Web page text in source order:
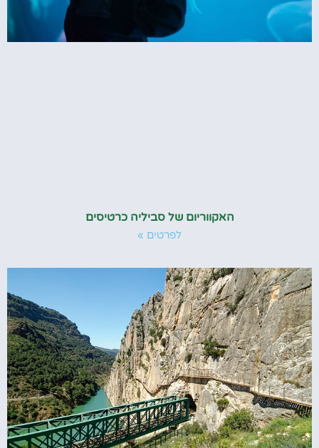
האקווריום של סביליה כרטיסים
לפרטים »